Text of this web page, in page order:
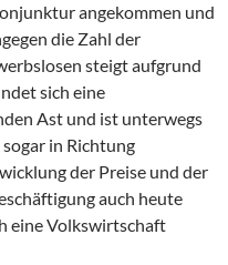
angekommen und
die Zahl der
steigt aufgrund
sich eine
Ast und ist unterwegs
in Richtung
der Preise und der
auch heute
eine Volkswirtschaft